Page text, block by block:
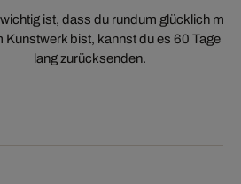
ist, dass du rundum glücklich mit
Kunstwerk bist, kannst du es 60 Tage
lang zurücksenden.